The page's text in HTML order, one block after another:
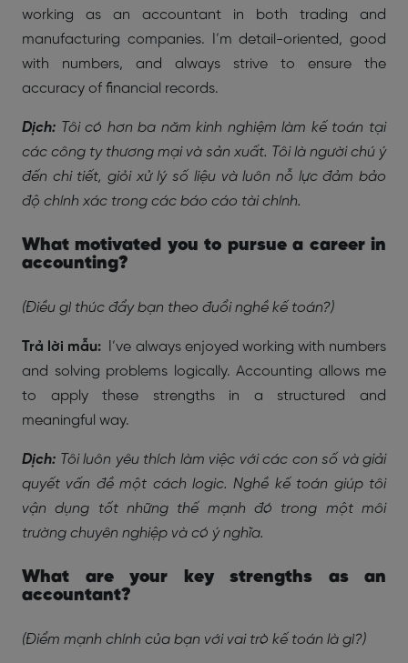
working as an accountant in both trading and
manufacturing companies. I’m detail-oriented, good
with numbers, and always strive to ensure the
accuracy of financial records.
Dịch: Tôi có hơn ba năm kinh nghiệm làm kế toán tại
các công ty thương mại và sản xuất. Tôi là người chú ý
đến chi tiết, giỏi xử lý số liệu và luôn nỗ lực đảm bảo
độ chính xác trong các báo cáo tài chính.
What motivated you to pursue a career in
accounting?
(Điều gì thúc đẩy bạn theo đuổi nghề kế toán?)
Trả lời mẫu:
I’ve always enjoyed working with numbers
and solving problems logically. Accounting allows me
to apply these strengths in a structured and
meaningful way.
Dịch: Tôi luôn yêu thích làm việc với các con số và giải
quyết vấn đề một cách logic. Nghề kế toán giúp tôi
vận dụng tốt những thế mạnh đó trong một môi
trường chuyên nghiệp và có ý nghĩa.
What are your key strengths as an
accountant?
(Điểm mạnh chính của bạn với vai trò kế toán là gì?)